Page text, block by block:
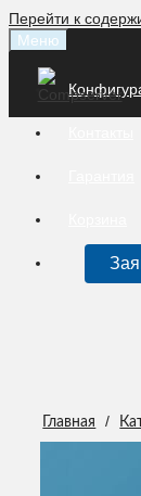
Перейти к
Меню
Главная /